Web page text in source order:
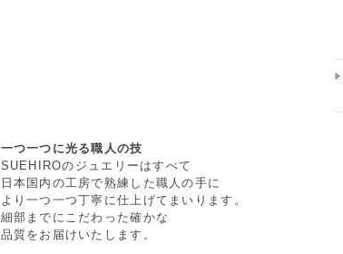
一つ一つに光る職人の技
SUEHIROのジュエリーはすべて
日本国内の工房で熟練した職人の手に
より一つ一つ丁寧に仕上げてまいります。
細部までにこだわった確かな
品質をお届けいたします。